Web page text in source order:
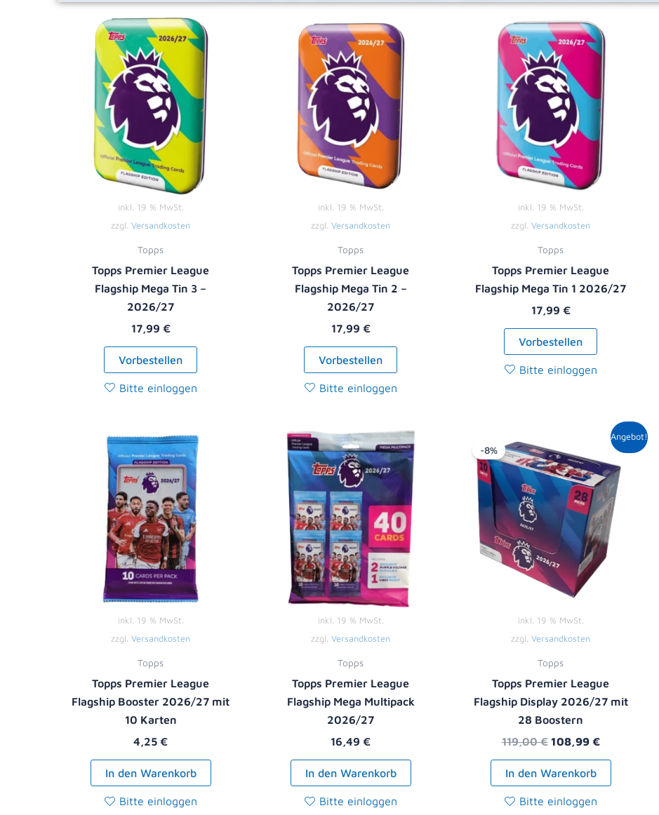
inkl. 19 % MwSt.
zzgl. Versandkosten
Topps
Topps Premier League
Flagship Mega Tin 3 –
2026/27
17,99 €
Vorbestellen
Bitte einloggen
inkl. 19 % MwSt.
zzgl. Versandkosten
Topps
Topps Premier League
Flagship Mega Tin 2 –
2026/27
17,99 €
Vorbestellen
Bitte einloggen
inkl. 19 % MwSt.
zzgl. Versandkosten
Topps
Topps Premier League
Flagship Mega Tin 1 2026/27
17,99 €
Vorbestellen
Bitte einloggen
inkl. 19 % MwSt.
zzgl. Versandkosten
Topps
Topps Premier League
Flagship Booster 2026/27 mit
10 Karten
4,25 €
In den Warenkorb
Bitte einloggen
inkl. 19 % MwSt.
zzgl. Versandkosten
Topps
Topps Premier League
Flagship Mega Multipack
2026/27
16,49 €
In den Warenkorb
Bitte einloggen
Angebot!
-8%
inkl. 19 % MwSt.
zzgl. Versandkosten
Topps
Topps Premier League
Flagship Display 2026/27 mit
28 Boostern
119,00€
Ursprünglicher
Preis
war:
119,00 €
108,99 €
Aktueller
Preis
ist:
108,99 €.
In den Warenkorb
Bitte einloggen